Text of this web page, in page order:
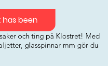
och ting på Klostret! Med
glasspinnar mm gör du
has been